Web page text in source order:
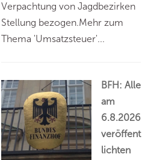
Verpachtung von Jagdbezirken
Stellung bezogen.Mehr zum
Thema 'Umsatzsteuer'...
BFH: Alle
am
6.8.2026
veröffent
lichten